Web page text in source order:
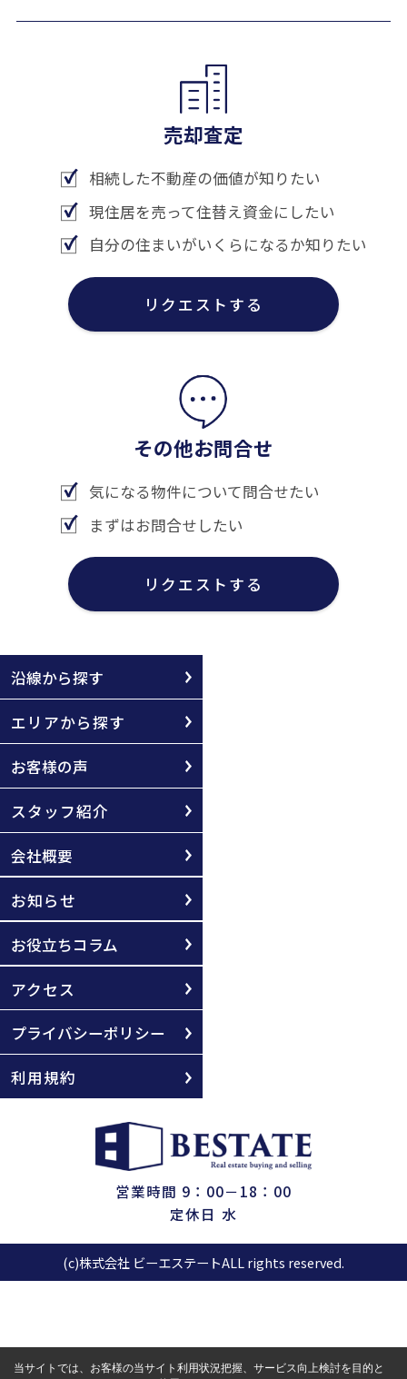
売却査定
相続した不動産の価値が知りたい
現住居を売って住替え資金にしたい
自分の住まいがいくらになるか知りたい
リクエストする
その他お問合せ
気になる物件について問合せたい
まずはお問合せしたい
リクエストする
沿線から探す
エリアから探す
お客様の声
スタッフ紹介
会社概要
お知らせ
お役立ちコラム
アクセス
プライバシーポリシー
利用規約
営業時間 9：00－18：00
定休日 水
(c)株式会社 ビーエステートALL rights reserved.
当サイトでは、お客様の当サイト利用状況把握、サービス向上検討を目的と